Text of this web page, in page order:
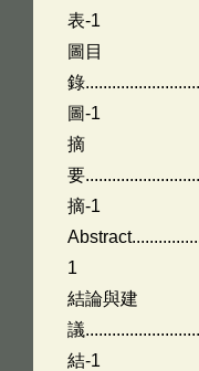
表-1
圖目
錄
圖-1
摘
要
摘-1
1
結論與建
議
結-1